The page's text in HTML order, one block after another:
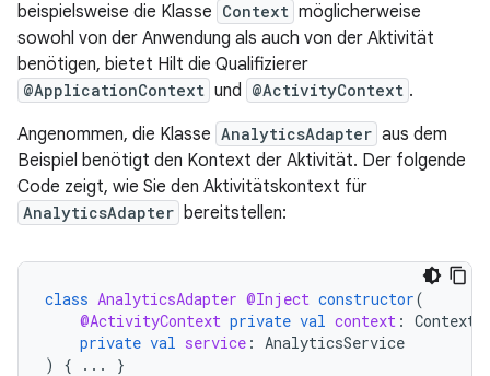
beispielsweise die Klasse Context möglicherweise
sowohl von der Anwendung als auch von der Aktivität
benötigen, bietet Hilt die Qualifizierer
@ApplicationContext und @ActivityContext .
Angenommen, die Klasse AnalyticsAdapter aus dem
Beispiel benötigt den Kontext der Aktivität. Der folgende
Code zeigt, wie Sie den Aktivitätskontext für
AnalyticsAdapter bereitstellen:
class AnalyticsAdapter @Inject constructor(
@ActivityContext private val context : Context
private val service : AnalyticsService
)
{ ... }